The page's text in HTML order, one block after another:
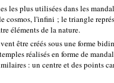
les plus utilisées dans les
cosmos, l'infini ; le triangle
éléments de la nature.
être créés sous une forme
réalisés en forme de
: un centre et des points